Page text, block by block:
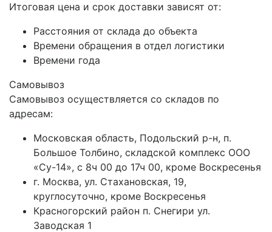
Итоговая цена и срок доставки зависят от:
Расстояния от склада до объекта
Времени обращения в отдел логистики
Времени года
Самовывоз
Самовывоз осуществляется со складов по
адресам:
Московская область, Подольский р-н, п.
Большое Толбино, складской комплекс ООО
«Су-14», с 8ч 00 до 17ч 00, кроме Воскресенья
г. Москва, ул. Стахановская, 19,
круглосуточно, кроме Воскресенья
Красногорский район п. Снегири ул.
Заводская 1